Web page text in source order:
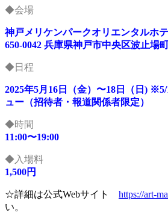
◆会場
神戸メリケンパークオリエンタルホ
650-0042 兵庫県神戸市中央区波止場
◆日程
2025年5月16日（金）〜18日（日)
ュー（招待者・報道関係者限定）
◆時間
11:00〜19:00
◆入場料
1,500円
☆詳細は公式Webサイト https://art-
い。